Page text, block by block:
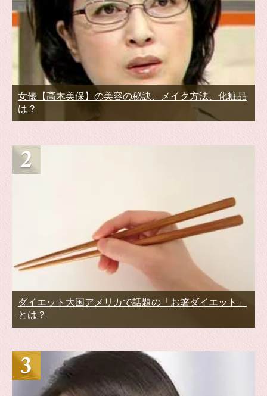
女優【高木美保】の美容の秘訣、メイク方法、化粧品
は？
ダイエット大国アメリカで話題の「お箸ダイエット」
とは？